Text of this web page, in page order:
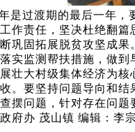
是过渡期的最后一年
作责任，坚决杜绝翻
巩固拓展脱贫攻坚成
实监测帮扶措施，做
壮大村级集体经济为
。要坚持问题导向和
摆问题，针对存在问
府办 茂山镇 编辑：李